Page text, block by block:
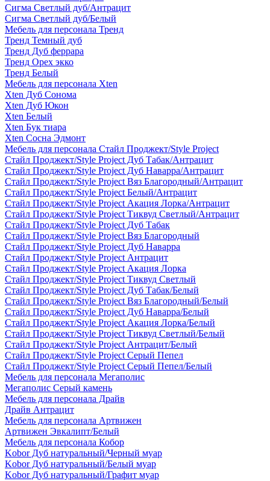
Сигма Светлый дуб/Антрацит
Сигма Светлый дуб/Белый
Мебель для персонала Тренд
Тренд Темный дуб
Тренд Дуб феррара
Тренд Орех экко
Тренд Белый
Мебель для персонала Xten
Xten Дуб Сонома
Xten Дуб Юкон
Xten Белый
Xten Бук тиара
Xten Сосна Эдмонт
Мебель для персонала Стайл Проджект/Style Project
Стайл Проджект/Style Project Дуб Табак/Антрацит
Стайл Проджект/Style Project Дуб Наварра/Антрацит
Стайл Проджект/Style Project Вяз Благородный/Антрацит
Стайл Проджект/Style Project Белый/Антрацит
Стайл Проджект/Style Project Акация Лорка/Антрацит
Стайл Проджект/Style Project Тиквуд Светлый/Антрацит
Стайл Проджект/Style Project Дуб Табак
Стайл Проджект/Style Project Вяз Благородный
Стайл Проджект/Style Project Дуб Наварра
Стайл Проджект/Style Project Антрацит
Стайл Проджект/Style Project Акация Лорка
Стайл Проджект/Style Project Тиквуд Светлый
Стайл Проджект/Style Project Дуб Табак/Белый
Стайл Проджект/Style Project Вяз Благородный/Белый
Стайл Проджект/Style Project Дуб Наварра/Белый
Стайл Проджект/Style Project Акация Лорка/Белый
Стайл Проджект/Style Project Тиквуд Светлый/Белый
Стайл Проджект/Style Project Антрацит/Белый
Стайл Проджект/Style Project Серый Пепел
Стайл Проджект/Style Project Серый Пепел/Белый
Мебель для персонала Мегаполис
Мегаполис Серый камень
Мебель для персонала Драйв
Драйв Антрацит
Мебель для персонала Артвижен
Артвижен Эвкалипт/Белый
Мебель для персонала Кобор
Kobor Дуб натуральный/Черный муар
Kobor Дуб натуральный/Белый муар
Kobor Дуб натуральный/Графит муар